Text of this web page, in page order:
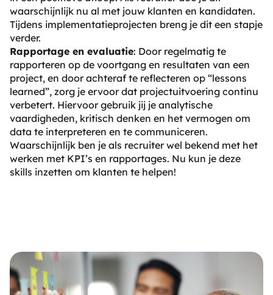
waarschijnlijk nu al met jouw klanten en kandidaten.
Tijdens implementatieprojecten breng je dit een stapje
verder.
Rapportage en evaluatie: Door regelmatig te
rapporteren op de voortgang en resultaten van een
project, en door achteraf te reflecteren op “lessons
learned”, zorg je ervoor dat projectuitvoering continu
verbetert. Hiervoor gebruik jij je analytische
vaardigheden, kritisch denken en het vermogen om
data te interpreteren en te communiceren.
Waarschijnlijk ben je als recruiter wel bekend met het
werken met KPI’s en rapportages. Nu kun je deze
skills inzetten om klanten te helpen!